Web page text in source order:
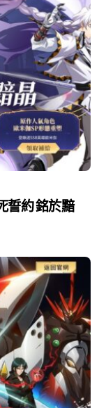
誓約 銘於黯